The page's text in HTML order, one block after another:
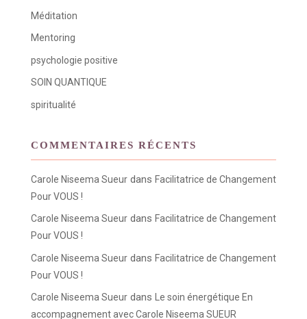
Méditation
Mentoring
psychologie positive
SOIN QUANTIQUE
spiritualité
COMMENTAIRES RÉCENTS
Carole Niseema Sueurdans Facilitatrice de Changement
Pour VOUS !
Carole Niseema Sueurdans Facilitatrice de Changement
Pour VOUS !
Carole Niseema Sueurdans Facilitatrice de Changement
Pour VOUS !
Carole Niseema Sueurdans
Le soin énergétique En
accompagnement avec Carole Niseema SUEUR